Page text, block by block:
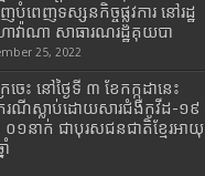
បំពេញទស្សនកិច្ចផ្លូវការ នៅរដ្ឋ
ាវ៉ាណា សាធារណរដ្ឋគុយបា
25, 2022
រចេះ នៅថ្ងៃទី ៣ ខែកក្កដានេះ
រណីស្លាប់ដោយសារជំងឺកូវីដ-១៩
១នាក់ ជាបុរសជនជាតិខ្មែរអាយុ